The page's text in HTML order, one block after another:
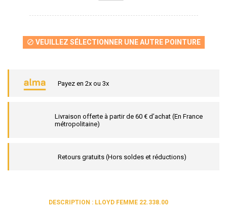
 VEUILLEZ SÉLECTIONNER UNE AUTRE POINTURE
Payez en 2x ou 3x
Livraison offerte à partir de 60 € d’achat (En France
métropolitaine)
Retours gratuits (Hors soldes et réductions)
DESCRIPTION : LLOYD FEMME 22.338.00